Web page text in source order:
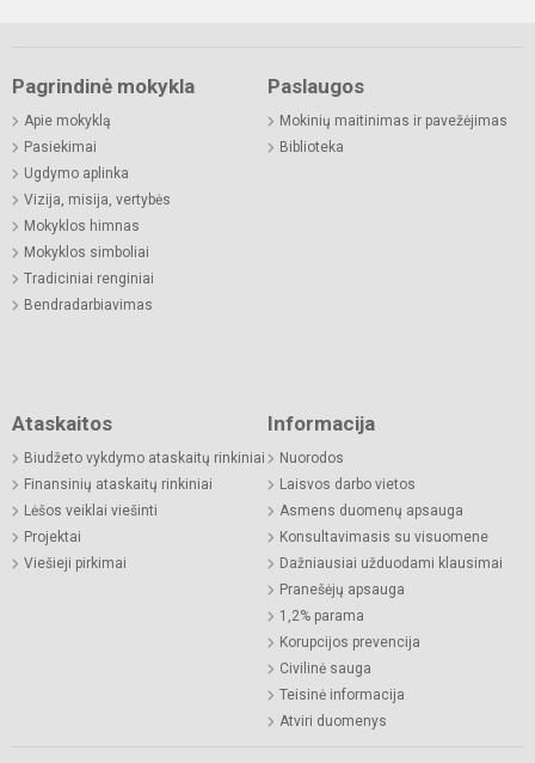
Pagrindinė mokykla
Apie mokyklą
Pasiekimai
Ugdymo aplinka
Vizija, misija, vertybės
Mokyklos himnas
Mokyklos simboliai
Tradiciniai renginiai
Bendradarbiavimas
Paslaugos
Mokinių maitinimas ir pavežėjimas
Biblioteka
Ataskaitos
Biudžeto vykdymo ataskaitų rinkiniai
Finansinių ataskaitų rinkiniai
Lėšos veiklai viešinti
Projektai
Viešieji pirkimai
Informacija
Nuorodos
Laisvos darbo vietos
Asmens duomenų apsauga
Konsultavimasis su visuomene
Dažniausiai užduodami klausimai
Pranešėjų apsauga
1,2% parama
Korupcijos prevencija
Civilinė sauga
Teisinė informacija
Atviri duomenys